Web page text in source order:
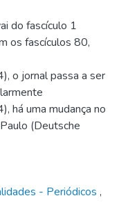
do fascículo 1
os fascículos 80,
o jornal passa a ser
há uma mudança no
(Deutsche
- Periódicos ,